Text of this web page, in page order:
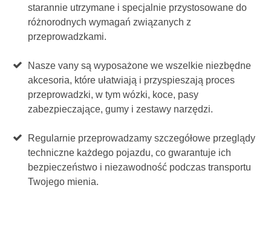
starannie utrzymane i specjalnie przystosowane do
różnorodnych wymagań związanych z
przeprowadzkami.
Nasze vany są wyposażone we wszelkie niezbędne
akcesoria, które ułatwiają i przyspieszają proces
przeprowadzki, w tym wózki, koce, pasy
zabezpieczające, gumy i zestawy narzędzi.
Regularnie przeprowadzamy szczegółowe przeglądy
techniczne każdego pojazdu, co gwarantuje ich
bezpieczeństwo i niezawodność podczas transportu
Twojego mienia.